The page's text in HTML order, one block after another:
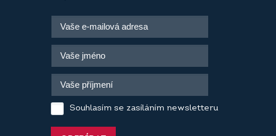
Souhlasím se zasíláním newsletteru